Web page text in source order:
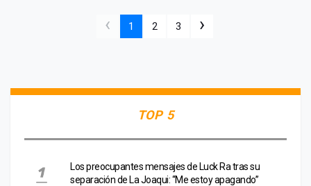
‹ 1 2 3 ›
TOP 5
Los preocupantes mensajes de Luck Ra tras su
separación de La Joaqui: “Me estoy apagando”